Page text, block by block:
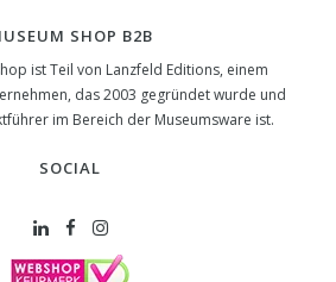
SHOP B2B
ist Teil von Lanzfeld Editions, einem
das 2003 gegründet wurde und
im Bereich der Museumsware ist.
SOCIAL